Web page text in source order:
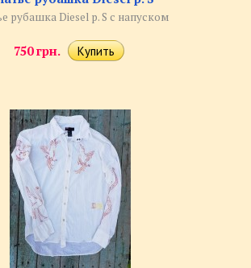
рубашка Diesel р. S с напуском
750 грн.